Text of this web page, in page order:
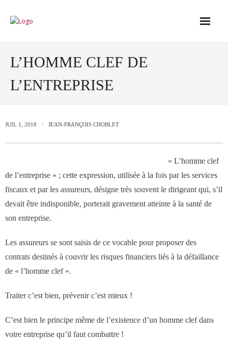
Accueil
Conseil
- Conseil en stratégie commerciale
- Conseil en développement des outils
de vente
- Ingénierie des ressources humaines
des réseaux de vente
Formation
- Formations aux techniques de vente
- Formations des managers
L’HOMME CLEF DE
L’ENTREPRISE
JUIL 1, 2018 JEAN-FRANÇOIS CHOBLET
« L’homme clef
de l’entreprise » ; cette expression, utilisée à la fois par les services
fiscaux et par les assureurs, désigne très souvent le dirigeant qui, s’il
devait être indisponible, porterait gravement atteinte à la santé de
son entreprise.
Les assureurs se sont saisis de ce vocable pour proposer des
contrats destinés à couvrir les risques financiers liés à la défaillance
de « l’homme clef ».
Traiter c’est bien, prévenir c’est mieux !
C’est bien le principe même de l’existence d’un homme clef dans
votre entreprise qu’il faut combattre !